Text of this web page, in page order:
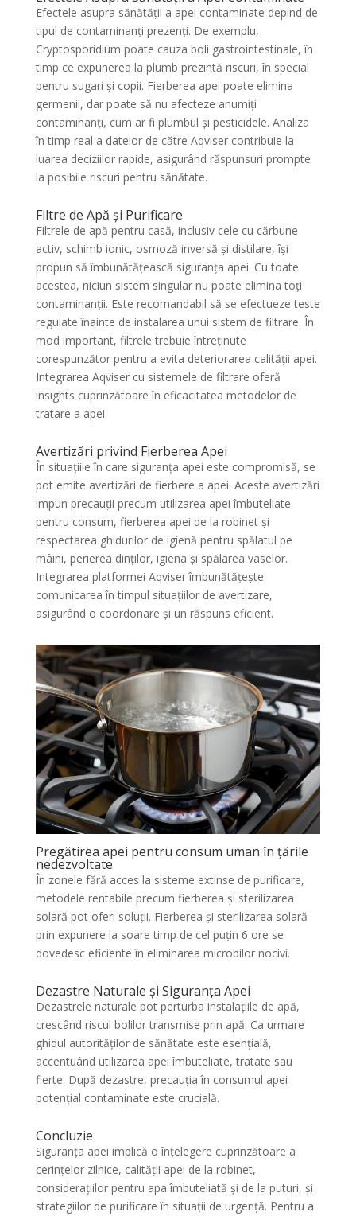
Efectele asupra sănătății a apei contaminate depind de
tipul de contaminanți prezenți. De exemplu,
Cryptosporidium poate cauza boli gastrointestinale, în
timp ce expunerea la plumb prezintă riscuri, în special
pentru sugari și copii. Fierberea apei poate elimina
germenii, dar poate să nu afecteze anumiți
contaminanți, cum ar fi plumbul și pesticidele. Analiza
în timp real a datelor de către Aqviser contribuie la
luarea deciziilor rapide, asigurând răspunsuri prompte
la posibile riscuri pentru sănătate.
Filtre de Apă și Purificare
Filtrele de apă pentru casă, inclusiv cele cu cărbune
activ, schimb ionic, osmoză inversă și distilare, își
propun să îmbunătățească siguranța apei. Cu toate
acestea, niciun sistem singular nu poate elimina toți
contaminanții. Este recomandabil să se efectueze teste
regulate înainte de instalarea unui sistem de filtrare. În
mod important, filtrele trebuie întreținute
corespunzător pentru a evita deteriorarea calității apei.
Integrarea Aqviser cu sistemele de filtrare oferă
insights cuprinzătoare în eficacitatea metodelor de
tratare a apei.
Avertizări privind Fierberea Apei
În situațiile în care siguranța apei este compromisă, se
pot emite avertizări de fierbere a apei. Aceste avertizări
impun precauții precum utilizarea apei îmbuteliate
pentru consum, fierberea apei de la robinet și
respectarea ghidurilor de igienă pentru spălatul pe
mâini, perierea dinților, igiena și spălarea vaselor.
Integrarea platformei Aqviser îmbunătățește
comunicarea în timpul situațiilor de avertizare,
asigurând o coordonare și un răspuns eficient.
Pregătirea apei pentru consum uman în țările
nedezvoltate
În zonele fără acces la sisteme extinse de purificare,
metodele rentabile precum fierberea și sterilizarea
solară pot oferi soluții. Fierberea și sterilizarea solară
prin expunere la soare timp de cel puțin 6 ore se
dovedesc eficiente în eliminarea microbilor nocivi.
Dezastre Naturale și Siguranța Apei
Dezastrele naturale pot perturba instalațiile de apă,
crescând riscul bolilor transmise prin apă. Ca urmare
ghidul autorităților de sănătate este esențială,
accentuând utilizarea apei îmbuteliate, tratate sau
fierte. După dezastre, precauția în consumul apei
potențial contaminate este crucială.
Concluzie
Siguranța apei implică o înțelegere cuprinzătoare a
cerințelor zilnice, calității apei de la robinet,
considerațiilor pentru apa îmbuteliată și de la puturi, și
strategiilor de purificare în situații de urgență. Pentru a